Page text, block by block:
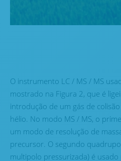
O instrumento LC / MS / MS
mostrado na Figura 2, que é
introdução de um gás de
hélio. No modo MS / MS, o
um modo de resolução de
precursor. O segundo
multipolo pressurizada) é